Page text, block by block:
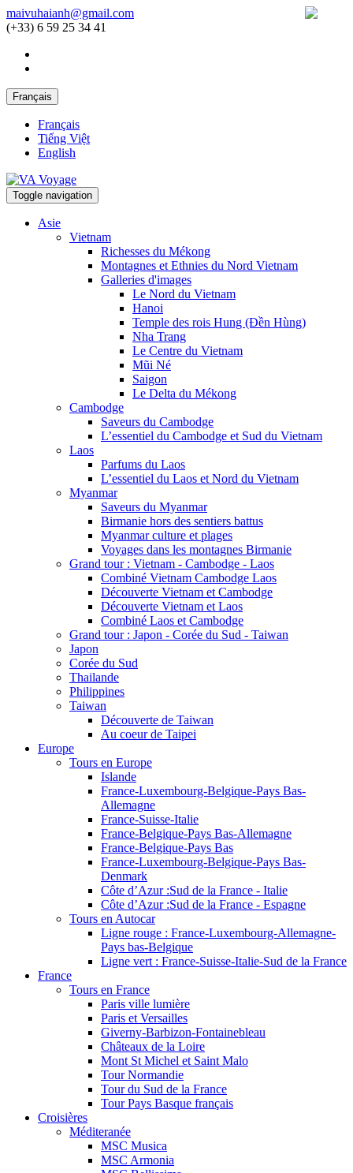
maivuhaianh@gmail.com
(+33) 6 59 25 34 41
Français
Français
Tiếng Việt
English
Toggle navigation
Asie
Vietnam
Richesses du Mékong
Montagnes et Ethnies du Nord Vietnam
Galleries d'images
Le Nord du Vietnam
Hanoi
Temple des rois Hung (Đền Hùng)
Nha Trang
Le Centre du Vietnam
Mũi Né
Saigon
Le Delta du Mékong
Cambodge
Saveurs du Cambodge
L’essentiel du Cambodge et Sud du Vietnam
Laos
Parfums du Laos
L’essentiel du Laos et Nord du Vietnam
Myanmar
Saveurs du Myanmar
Birmanie hors des sentiers battus
Myanmar culture et plages
Voyages dans les montagnes Birmanie
Grand tour : Vietnam - Cambodge - Laos
Combiné Vietnam Cambodge Laos
Découverte Vietnam et Cambodge
Découverte Vietnam et Laos
Combiné Laos et Cambodge
Grand tour : Japon - Corée du Sud - Taiwan
Japon
Corée du Sud
Thailande
Philippines
Taiwan
Découverte de Taiwan
Au coeur de Taipei
Europe
Tours en Europe
Islande
France-Luxembourg-Belgique-Pays Bas-
Allemagne
France-Suisse-Italie
France-Belgique-Pays Bas-Allemagne
France-Belgique-Pays Bas
France-Luxembourg-Belgique-Pays Bas-
Denmark
Côte d’Azur :Sud de la France - Italie
Côte d’Azur :Sud de la France - Espagne
Tours en Autocar
Ligne rouge : France-Luxembourg-Allemagne-
Pays bas-Belgique
Ligne vert : France-Suisse-Italie-Sud de la France
France
Tours en France
Paris ville lumière
Paris et Versailles
Giverny-Barbizon-Fontainebleau
Châteaux de la Loire
Mont St Michel et Saint Malo
Tour Normandie
Tour du Sud de la France
Tour Pays Basque français
Croisières
Méditeranée
MSC Musica
MSC Armonia